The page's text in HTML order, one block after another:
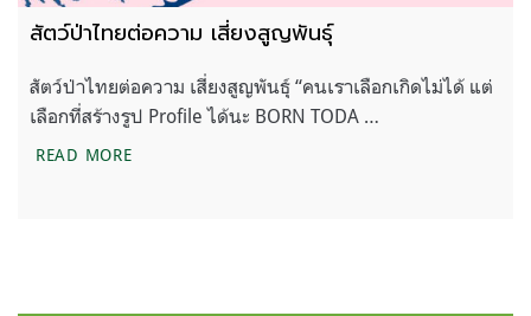
สัตว์ป่าไทยต่อความ เสี่ยงสูญพันธุ์
สัตว์ป่าไทยต่อความ เสี่ยงสูญพันธุ์ “คนเราเลือกเกิดไม่ได้ แต่
เลือกที่สร้างรูป Profile ได้นะ BORN TODA …
READ MOREสัตว์ป่าไทยต่อความ เสี่ยงสูญพันธุ์